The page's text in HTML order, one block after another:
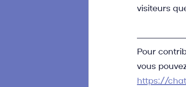
visiteurs
Pour
vous
https://